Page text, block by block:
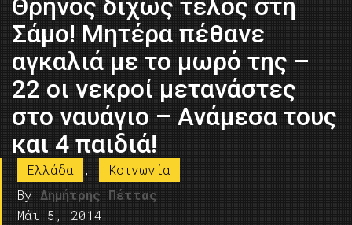
Θρήνος δίχως τέλος στη
Σάμο! Μητέρα πέθανε
αγκαλιά με το μωρό της –
22 οι νεκροί μετανάστες
στο ναυάγιο – Ανάμεσα τους
και 4 παιδιά!
Ελλάδα ,
Κοινωνία
By Δημήτρης Πέττας
Μάι 5, 2014